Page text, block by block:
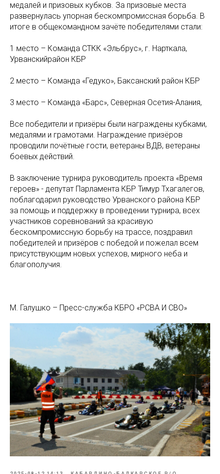
медалей и призовых кубков. За призовые места
развернулась упорная бескомпромиссная борьба. В
итоге в общекомандном зачёте победителями стали:
1 место – Команда СТКК «Эльбрус», г. Нарткала,
Урванскийрайон КБР
2 место – Команда «Гедуко», Баксанский район КБР
3 место – Команда «Барс», Северная Осетия-Алания,
Все победители и призёры были награждены кубками,
медалями и грамотами. Награждение призёров
проводили почётные гости, ветераны ВДВ, ветераны
боевых действий.
В заключение турнира руководитель проекта «Время
героев» - депутат Парламента КБР Тимур Тхагалегов,
поблагодарил руководство Урванского района КБР
за помощь и поддержку в проведении турнира, всех
участников соревнований за красивую
бескомпромиссную борьбу на трассе, поздравил
победителей и призёров с победой и пожелал всем
присутствующим новых успехов, мирного неба и
благополучия.
М. Галушко – Пресс-служба КБРО «РСВА И СВО»